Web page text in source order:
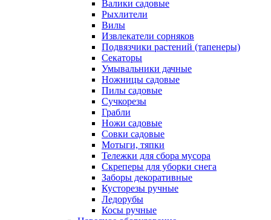
Валики садовые
Рыхлители
Вилы
Извлекатели сорняков
Подвязчики растений (тапенеры)
Секаторы
Умывальники дачные
Ножницы садовые
Пилы садовые
Сучкорезы
Грабли
Ножи садовые
Совки садовые
Мотыги, тяпки
Тележки для сбора мусора
Скреперы для уборки снега
Заборы декоративные
Кусторезы ручные
Ледорубы
Косы ручные